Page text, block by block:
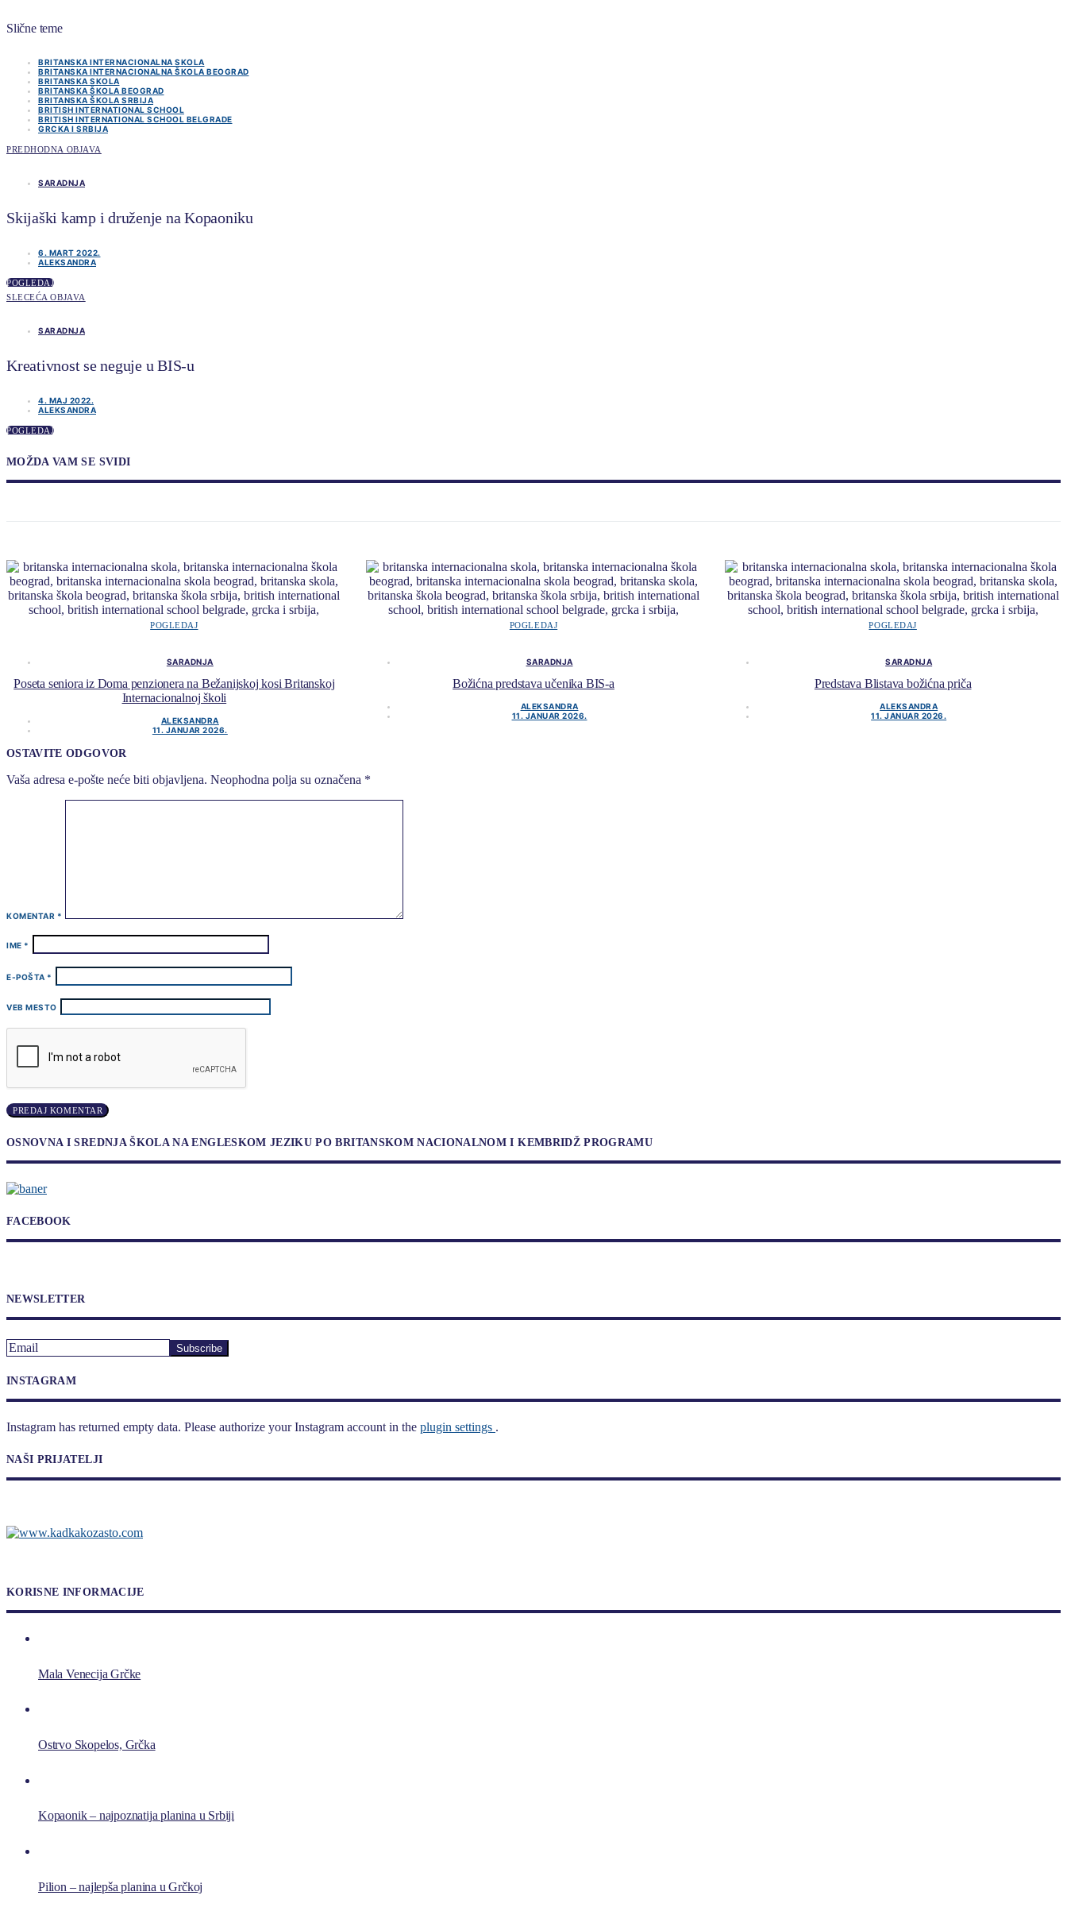
Slične teme
BRITANSKA INTERNACIONALNA SKOLA
BRITANSKA INTERNACIONALNA ŠKOLA BEOGRAD
BRITANSKA SKOLA
BRITANSKA ŠKOLA BEOGRAD
BRITANSKA ŠKOLA SRBIJA
BRITISH INTERNATIONAL SCHOOL
BRITISH INTERNATIONAL SCHOOL BELGRADE
GRCKA I SRBIJA
PREDHODNA OBJAVA
SARADNJA
Skijaški kamp i druženje na Kopaoniku
6. MART 2022.
ALEKSANDRA
POGLEDAJ
SLECEĆA OBJAVA
SARADNJA
Kreativnost se neguje u BIS-u
4. MAJ 2022.
ALEKSANDRA
POGLEDAJ
MOŽDA VAM SE SVIDI
POGLEDAJ
SARADNJA
Poseta seniora iz Doma penzionera na Bežanijskoj kosi Britanskoj
Internacionalnoj školi
ALEKSANDRA
11. JANUAR 2026.
POGLEDAJ
SARADNJA
Božićna predstava učenika BIS-a
ALEKSANDRA
11. JANUAR 2026.
POGLEDAJ
SARADNJA
Predstava Blistava božićna priča
ALEKSANDRA
11. JANUAR 2026.
OSTAVITE ODGOVOR
Vaša adresa e-pošte neće biti objavljena. Neophodna polja su označena *
KOMENTAR *
IME *
E-POŠTA *
VEB MESTO
OSNOVNA I SREDNJA ŠKOLA NA ENGLESKOM JEZIKU PO BRITANSKOM NACIONALNOM I KEMBRIDŽ PROGRAMU
FACEBOOK
NEWSLETTER
INSTAGRAM
Instagram has returned empty data. Please authorize your Instagram account in the plugin settings .
NAŠI PRIJATELJI
KORISNE INFORMACIJE
Mala Venecija Grčke
Ostrvo Skopelos, Grčka
Kopaonik – najpoznatija planina u Srbiji
Pilion – najlepša planina u Grčkoj